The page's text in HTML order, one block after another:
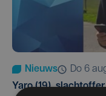
Nieuws
do 6
Yaro (19),